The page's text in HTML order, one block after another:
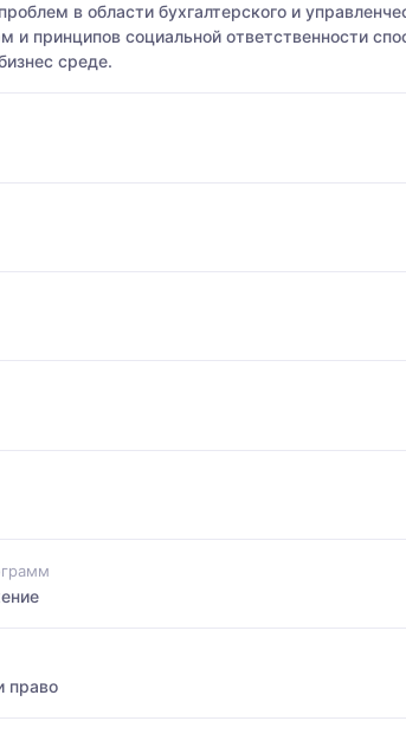
в области бухгалтерского и
и принципов социальной ответственности
среде.
право